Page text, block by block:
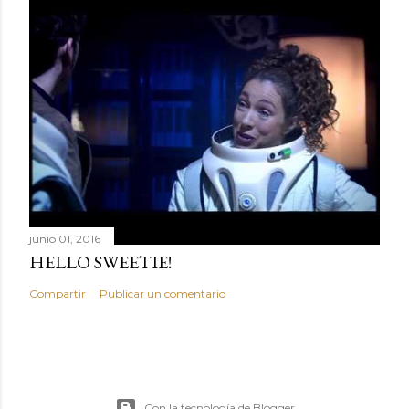
o
junio 01, 2016
HELLO SWEETIE!
Compartir Publicar un comentario